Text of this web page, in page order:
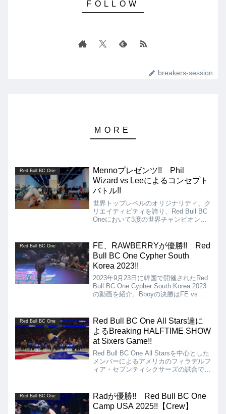
breakers-session
Red Bull BC One
Mennoプレゼンツ!! Phil
Wizard vs Leeによるコンセプト
バトル!!
世界トップレベルのオリジナリティ、ク
リエイティビティを誇り、Red Bull BC
Oneにおいて3度の世界チャンピオンに
のは、Red Bull BC One All StarsのPhil
WizardとLee!!
Red Bull BC One
FE、RAWBERRYが優勝!! Red
Bull BC One Cypher South
Korea 2023!!
2023年9月23日に韓国で開催されたRed
Bull BC One Cypher South Korea 2023
の動画を紹介。Bboyの決勝はFE vs
Red Bull BC One
Red Bull BC One All Stars達に
よるBreaking HALFTIME SHOW
at Sixers Game!!
Red Bull BC One All Starsを中心とした
メンバーによるアメリカの‪フィラデルフ
ィア・セブンティシクサーズの試合での
がNBAの会場を大いに盛り上げてくれ
ました!!
Red Bull BC One
Radが優勝!! Red Bull BC One
Camp USA 2025!!【Crew】